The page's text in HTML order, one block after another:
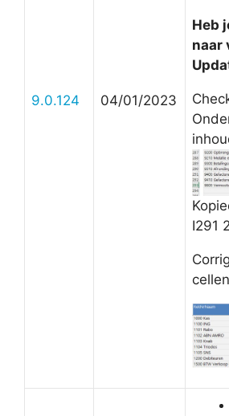
9.0.124 04/01/2023
Heb
naar
I291